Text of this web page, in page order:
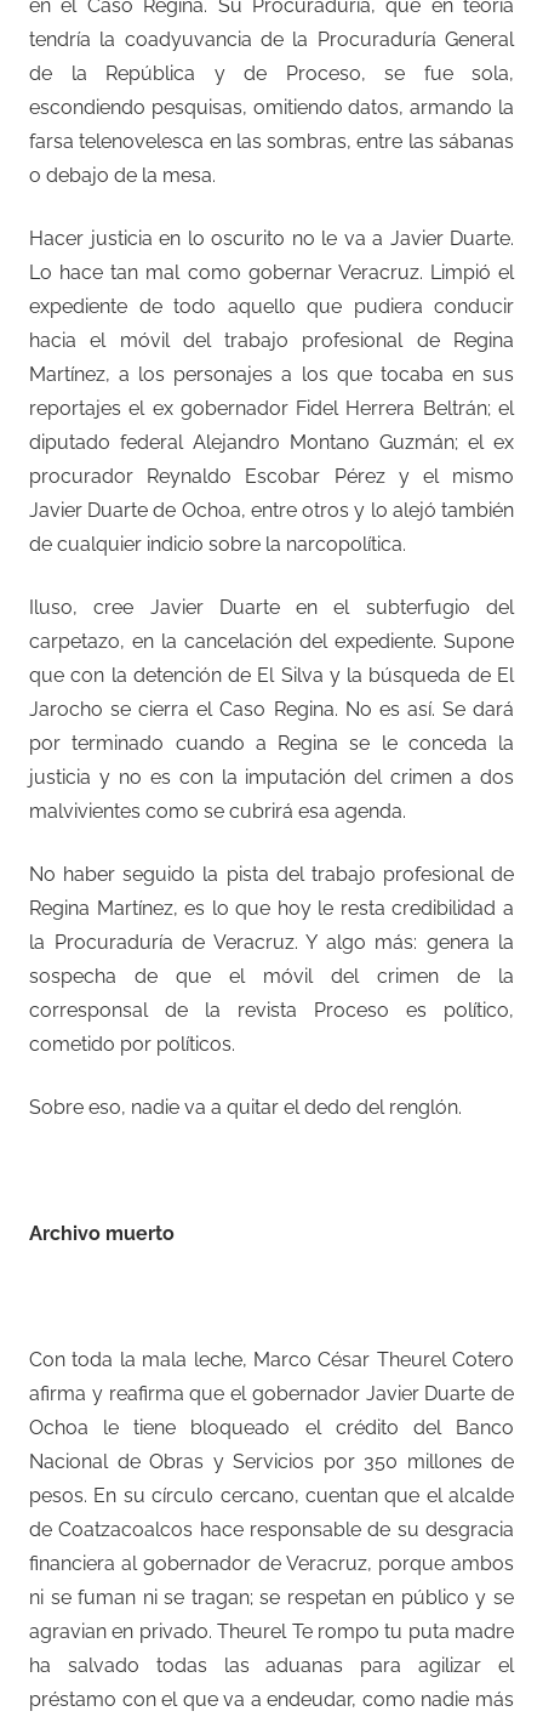
en el Caso Regina. Su Procuraduría, que en teoría
tendría la coadyuvancia de la Procuraduría General
de la República y de Proceso, se fue sola,
escondiendo pesquisas, omitiendo datos, armando la
farsa telenovelesca en las sombras, entre las sábanas
o debajo de la mesa.
Hacer justicia en lo oscurito no le va a Javier Duarte.
Lo hace tan mal como gobernar Veracruz. Limpió el
expediente de todo aquello que pudiera conducir
hacia el móvil del trabajo profesional de Regina
Martínez, a los personajes a los que tocaba en sus
reportajes el ex gobernador Fidel Herrera Beltrán; el
diputado federal Alejandro Montano Guzmán; el ex
procurador Reynaldo Escobar Pérez y el mismo
Javier Duarte de Ochoa, entre otros y lo alejó también
de cualquier indicio sobre la narcopolítica.
Iluso, cree Javier Duarte en el subterfugio del
carpetazo, en la cancelación del expediente. Supone
que con la detención de El Silva y la búsqueda de El
Jarocho se cierra el Caso Regina. No es así. Se dará
por terminado cuando a Regina se le conceda la
justicia y no es con la imputación del crimen a dos
malvivientes como se cubrirá esa agenda.
No haber seguido la pista del trabajo profesional de
Regina Martínez, es lo que hoy le resta credibilidad a
la Procuraduría de Veracruz. Y algo más: genera la
sospecha de que el móvil del crimen de la
corresponsal de la revista Proceso es político,
cometido por políticos.
Sobre eso, nadie va a quitar el dedo del renglón.
Archivo muerto
Con toda la mala leche, Marco César Theurel Cotero
afirma y reafirma que el gobernador Javier Duarte de
Ochoa le tiene bloqueado el crédito del Banco
Nacional de Obras y Servicios por 350 millones de
pesos. En su círculo cercano, cuentan que el alcalde
de Coatzacoalcos hace responsable de su desgracia
financiera al gobernador de Veracruz, porque ambos
ni se fuman ni se tragan; se respetan en público y se
agravian en privado. Theurel Te rompo tu puta madre
ha salvado todas las aduanas para agilizar el
préstamo con el que va a endeudar, como nadie más